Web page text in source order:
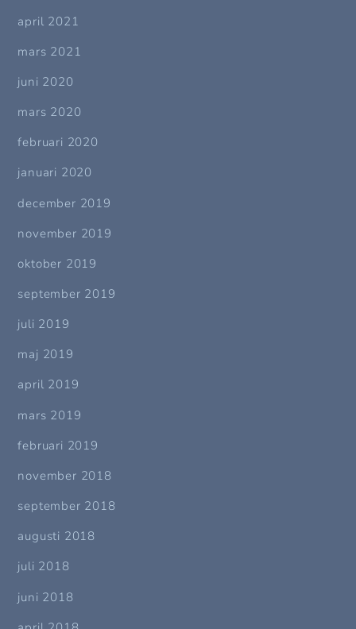
april 2021
mars 2021
juni 2020
mars 2020
februari 2020
januari 2020
december 2019
november 2019
oktober 2019
september 2019
juli 2019
maj 2019
april 2019
mars 2019
februari 2019
november 2018
september 2018
augusti 2018
juli 2018
juni 2018